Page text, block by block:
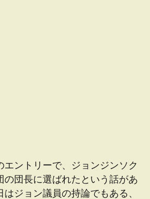
エントリーで、ジョンジンソク
の団長に選ばれたという話があ
はジョン議員の持論でもある、